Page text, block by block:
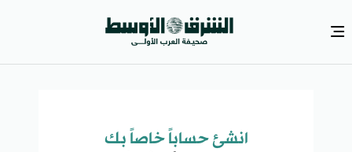
انشئ حساباً خاصاً بك​